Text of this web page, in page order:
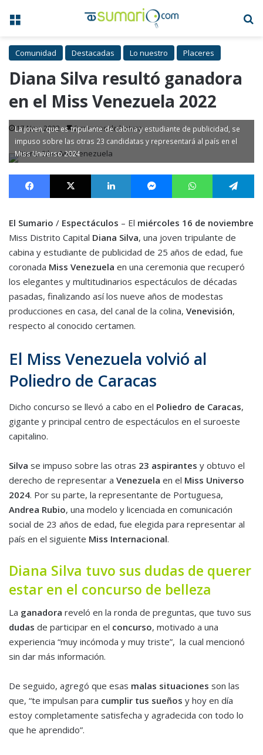
Menú
Comunidad Destacadas Lo nuestro Placeres
Diana Silva resultó ganadora
en el Miss Venezuela 2022
17 Nov, 2022 2 minutos de lectura
La joven, que es tripulante de cabina y estudiante de publicidad, se
impuso sobre las otras 23 candidatas y representará al país en el
Miss Universo 2024
Facebook X LinkedIn MessengerWhatsApp
El Sumario / Espectáculos – El miércoles 16 de noviembre
Miss Distrito Capital Diana Silva, una joven tripulante de
cabina y estudiante de publicidad de 25 años de edad, fue
coronada Miss Venezuela en una ceremonia que recuperó
los elegantes y multitudinarios espectáculos de décadas
pasadas, finalizando así los nueve años de modestas
producciones en casa, del canal de la colina, Venevisión,
respecto al conocido certamen.
El Miss Venezuela volvió al
Poliedro de Caracas
Dicho concurso se llevó a cabo en el Poliedro de Caracas,
gigante y principal centro de espectáculos en el suroeste
capitalino.
Silva se impuso sobre las otras 23 aspirantes y obtuvo el
derecho de representar a Venezuela en el Miss Universo
2024. Por su parte, la representante de Portuguesa,
Andrea Rubio, una modelo y licenciada en comunicación
social de 23 años de edad, fue elegida para representar al
país en el siguiente Miss Internacional.
Diana Silva tuvo sus dudas de querer
estar en el concurso de belleza
La ganadora reveló en la ronda de preguntas, que tuvo sus
dudas de participar en el concurso, motivado a una
experiencia “muy incómoda y muy triste”, la cual mencionó
sin dar más información.
De seguido, agregó que esas malas situaciones son las
que, “te impulsan para cumplir tus sueños y hoy en día
estoy completamente satisfecha y agradecida con todo lo
que he aprendido”.